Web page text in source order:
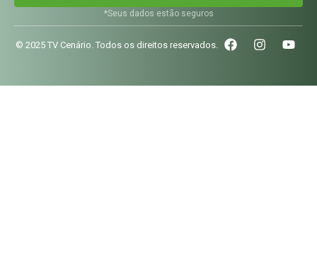
*Seus dados estão seguros
© 2025 TV Cenário. Todos os direitos reservados.